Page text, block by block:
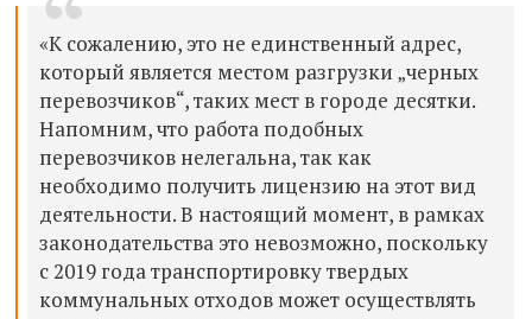
«К сожалению, это не единственный адрес,
который является местом разгрузки „черных
перевозчиков“, таких мест в городе десятки.
Напомним, что работа подобных
перевозчиков нелегальна, так как
необходимо получить лицензию на этот вид
деятельности. В настоящий момент, в рамках
законодательства это невозможно, поскольку
с 2019 года транспортировку твердых
коммунальных отходов может осуществлять